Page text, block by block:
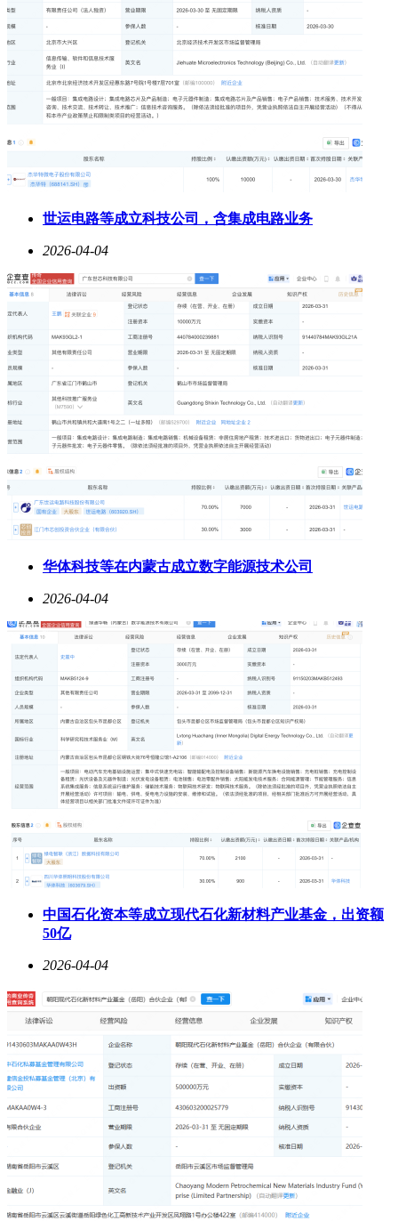
世运电路等成立科技公司，含集成电路业务
2026-04-04
华体科技等在内蒙古成立数字能源技术公司
2026-04-04
中国石化资本等成立现代石化新材料产业基金，出资额
50亿
2026-04-04